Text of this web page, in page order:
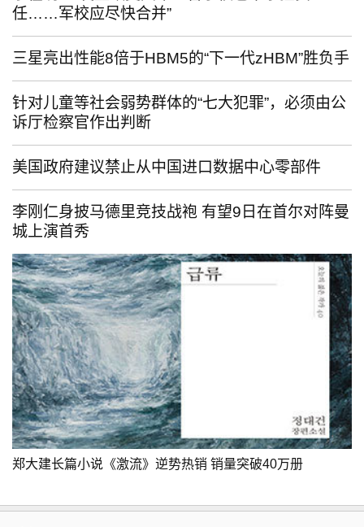
任……军校应尽快合并”
三星亮出性能8倍于HBM5的“下一代zHBM”胜负手
针对儿童等社会弱势群体的“七大犯罪”，必须由公
诉厅检察官作出判断
美国政府建议禁止从中国进口数据中心零部件
李刚仁身披马德里竞技战袍 有望9日在首尔对阵曼
城上演首秀
郑大建长篇小说《激流》逆势热销 销量突破40万册